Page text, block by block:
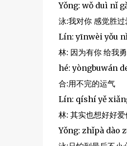
Yǒng: wǒ duì nǐ
泳:我对你 感觉胜过
Lín: yīnwèi yǒu
林: 因为有你 给我
hé: yòngbuwán
合:用不完的运气
Lín: qíshí yě
林: 其实也想好好爱
Yǒng: zhǐpà dào